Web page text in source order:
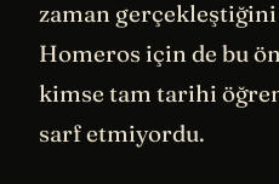
zaman
Homeros için de bu
kimse tam tarihi
sarf etmiyordu.